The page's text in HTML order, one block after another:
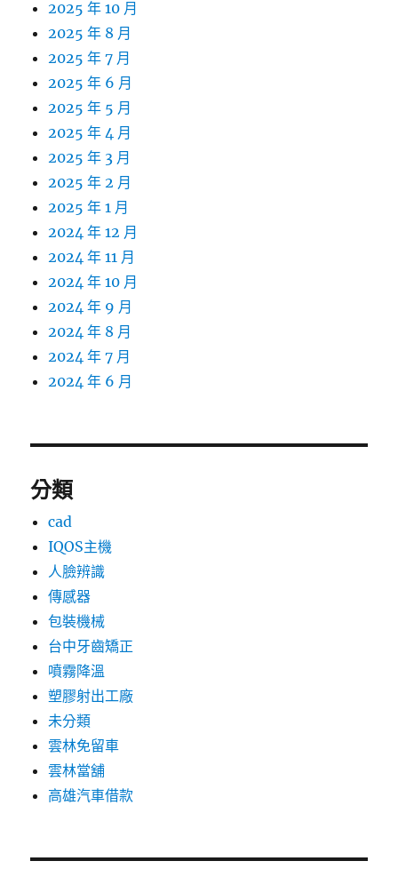
2025 年 10 月
2025 年 8 月
2025 年 7 月
2025 年 6 月
2025 年 5 月
2025 年 4 月
2025 年 3 月
2025 年 2 月
2025 年 1 月
2024 年 12 月
2024 年 11 月
2024 年 10 月
2024 年 9 月
2024 年 8 月
2024 年 7 月
2024 年 6 月
分類
cad
IQOS主機
人臉辨識
傳感器
包裝機械
台中牙齒矯正
噴霧降溫
塑膠射出工廠
未分類
雲林免留車
雲林當舖
高雄汽車借款